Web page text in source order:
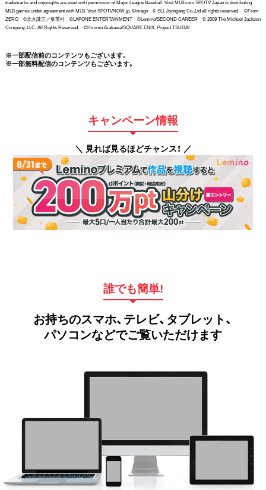
trademarks and copyrights are used with permission of Major League Baseball. Visit MLB.com SPOTV Japan is distributing
MLB games under agreement with MLB. Visit SPOTVNOW.jp. ©imago © SLL Joongang Co.,Ltd all rights reserved. ©From
ZERO ©北方謙三／集英社 ©LAPONE ENTERTAINMENT ©Lemino/SECOND CAREER © 2009 The Michael Jackson
Company, LLC. All Rights Reserved. ©Hiromu Arakawa/SQUARE ENIX, Project TSUGAI
※一部配信前のコンテンツもございます。
※一部無料配信のコンテンツもございます。
キャンペーン情報
＼ 見れば見るほどチャンス！ ／
誰でも簡単!
お持ちのスマホ、テレビ、タブレット、
パソコンなどでご覧いただけます